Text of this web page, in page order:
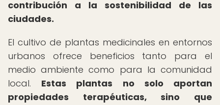
contribución a la sostenibilidad de las
ciudades.
El cultivo de plantas medicinales en entornos
urbanos ofrece beneficios tanto para el
medio ambiente como para la comunidad
local. Estas plantas no solo aportan
propiedades terapéuticas, sino que